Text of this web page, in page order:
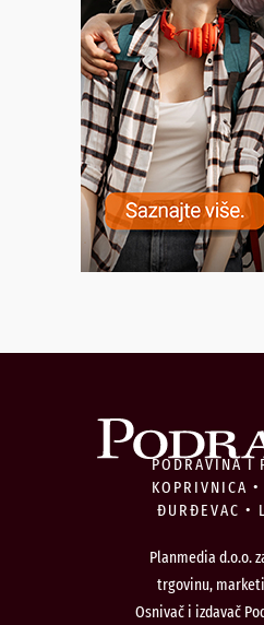
PODRAVINA I
KOPRIVNICA
ĐURĐEVAC •
Planmedia d.o.o.
trgovinu,
Osnivač i izdavač